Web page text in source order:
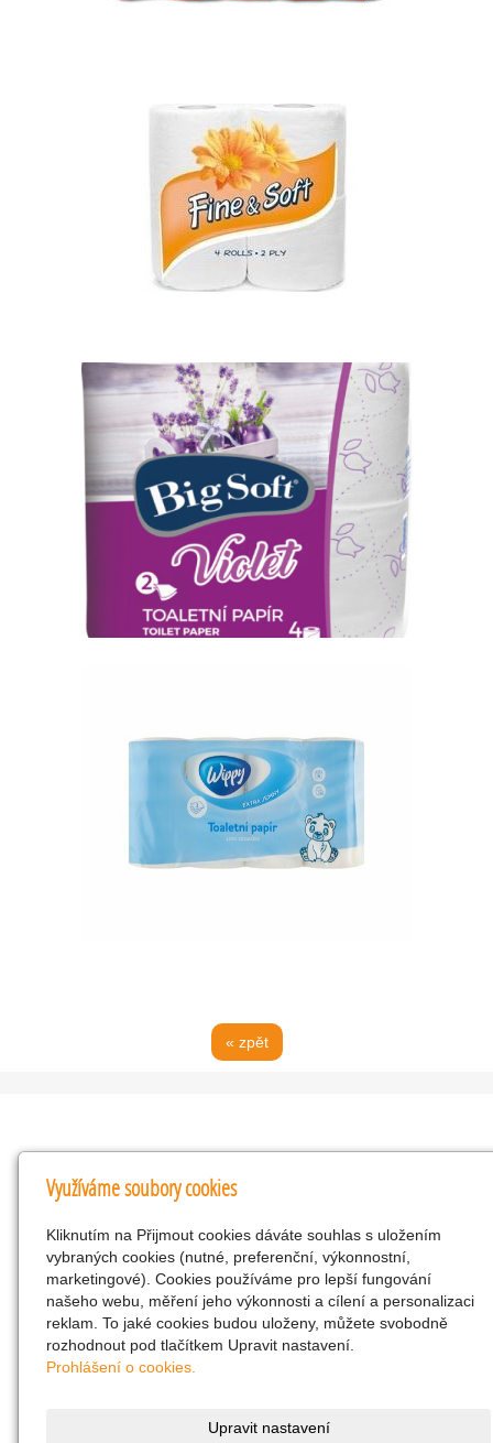
« zpět
Kontakty
KNK obchodní společnost s r.o.
Komenského 127, Žacléř, 542 01 Číslo účtu:
286293602/0300
25298518
CZ25298518
info@drogerienacestach.cz
Využíváme soubory cookies
Kliknutím na Přijmout cookies dáváte souhlas s uložením
vybraných cookies (nutné, preferenční, výkonnostní,
marketingové). Cookies používáme pro lepší fungování
našeho webu, měření jeho výkonnosti a cílení a personalizaci
reklam. To jaké cookies budou uloženy, můžete svobodně
rozhodnout pod tlačítkem Upravit nastavení.
Prohlášení o cookies.
Upravit nastavení